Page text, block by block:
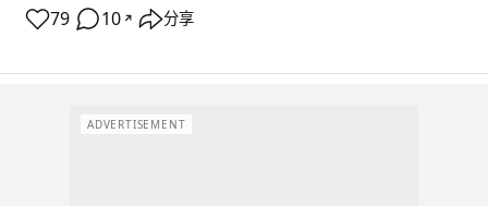
79 10 ↗ 分享
ADVERTISEMENT